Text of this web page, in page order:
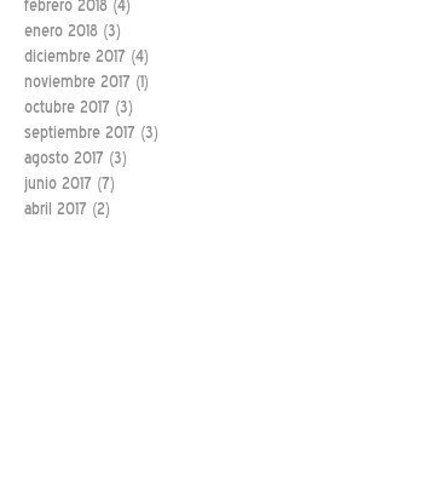
febrero 2018 (4)
enero 2018 (3)
diciembre 2017 (4)
noviembre 2017 (1)
octubre 2017 (3)
septiembre 2017 (3)
agosto 2017 (3)
junio 2017 (7)
abril 2017 (2)